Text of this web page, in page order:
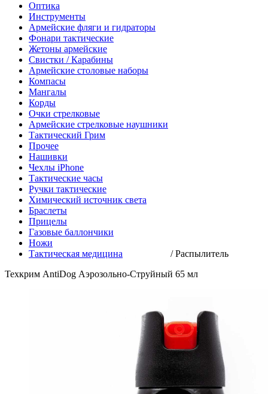
Оптика
Инструменты
Армейские фляги и гидраторы
Фонари тактические
Жетоны армейские
Свистки / Карабины
Армейские столовые наборы
Компасы
Мангалы
Корды
Очки стрелковые
Армейские стрелковые наушники
Тактический Грим
Прочее
Нашивки
Чехлы iPhone
Тактические часы
Ручки тактические
Химический источник света
Браслеты
Прицелы
Газовые баллончики
Ножи
Тактическая медицина
/Распылитель
Техкрим AntiDog Аэрозольно-Струйный 65 мл